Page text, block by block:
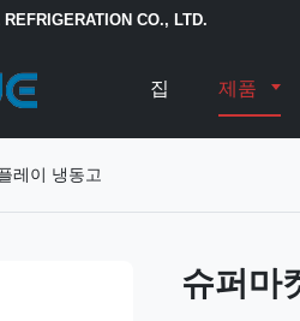
CO., LTD.
집 제품
레이 냉동고
슈퍼마